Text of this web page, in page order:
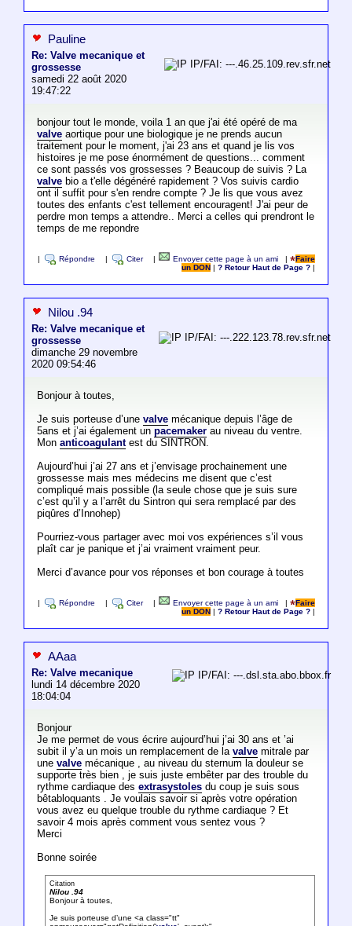
Pauline
Re: Valve mecanique et
grossesse
samedi 22 août 2020
19:47:22
IP/FAI: ---.46.25.109.rev.sfr.net
bonjour tout le monde, voila 1 an que j'ai été opéré de ma
valveaortique pour une biologique je ne prends aucun
traitement pour le moment, j'ai 23 ans et quand je lis vos
histoires je me pose énormément de questions... comment
ce sont passés vos grossesses ? Beaucoup de suivis ? La
valvebio a t'elle dégénéré rapidement ? Vos suivis cardio
ont il suffit pour s'en rendre compte ? Je lis que vous avez
toutes des enfants c'est tellement encouragent! J'ai peur de
perdre mon temps a attendre.. Merci a celles qui prendront le
temps de me repondre
Répondre Citer Envoyer cette page à un ami |
Faire
un DON
|? Retour Haut de Page ?
Nilou .94
Re: Valve mecanique et
grossesse
dimanche 29 novembre
2020 09:54:46
IP/FAI: ---.222.123.78.rev.sfr.net
Bonjour à toutes,
Je suis porteuse d’une valvemécanique depuis l’âge de
5ans et j’ai également un pacemakerau niveau du ventre.
Mon anticoagulantest du SINTRON.
Aujourd’hui j’ai 27 ans et j’envisage prochainement une
grossesse mais mes médecins me disent que c’est
compliqué mais possible (la seule chose que je suis sure
c’est qu’il y a l’arrêt du Sintron qui sera remplacé par des
piqûres d’Innohep)
Pourriez-vous partager avec moi vos expériences s’il vous
plaît car je panique et j’ai vraiment vraiment peur.
Merci d’avance pour vos réponses et bon courage à toutes
Répondre Citer Envoyer cette page à un ami |
Faire
un DON
|? Retour Haut de Page ?
AAaa
Re: Valve mecanique
lundi 14 décembre 2020
18:04:04
IP/FAI: ---.dsl.sta.abo.bbox.fr
Bonjour
Je me permet de vous écrire aujourd’hui j’ai 30 ans et ’ai
subit il y’a un mois un remplacement de la valvemitrale par
une valvemécanique , au niveau du sternum la douleur se
supporte très bien , je suis juste embêter par des trouble du
rythme cardiaque des extrasystolesdu coup je suis sous
bêtabloquants . Je voulais savoir si après votre opération
vous avez eu quelque trouble du rythme cardiaque ? Et
savoir 4 mois après comment vous sentez vous ?
Merci
Bonne soirée
Citation
Nilou .94
Bonjour à toutes,
Je suis porteuse d’une <a class="tt"